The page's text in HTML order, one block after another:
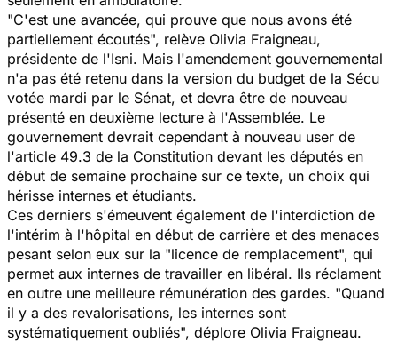
"C'est une avancée, qui prouve que nous avons été
partiellement écoutés", relève Olivia Fraigneau,
présidente de l'Isni. Mais l'amendement gouvernemental
n'a pas été retenu dans la version du budget de la Sécu
votée mardi par le Sénat, et devra être de nouveau
présenté en deuxième lecture à l'Assemblée. Le
gouvernement devrait cependant à nouveau user de
l'article 49.3 de la Constitution devant les députés en
début de semaine prochaine sur ce texte, un choix qui
hérisse internes et étudiants.
Ces derniers s'émeuvent également de l'interdiction de
l'intérim à l'hôpital en début de carrière et des menaces
pesant selon eux sur la "licence de remplacement", qui
permet aux internes de travailler en libéral. Ils réclament
en outre une meilleure rémunération des gardes. "Quand
il y a des revalorisations, les internes sont
systématiquement oubliés", déplore Olivia Fraigneau.